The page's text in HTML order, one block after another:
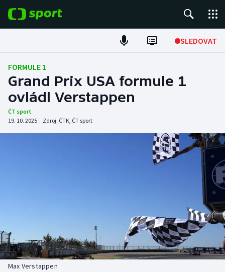
SLEDOVAT
Fotbal
Hokej
Tenis
Atletika
Baseball a softbal
Basketbal
Historické návraty
FORMULE 1
Grand Prix USA formule 1
ovládl Verstappen
ČT sport
19. 10. 2025 | Zdroj: ČTK, ČT sport
Max Verstappen